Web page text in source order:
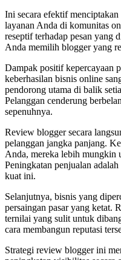
Ini secara efektif
layanan Anda di komunitas
reseptif terhadap pesan yang
Anda memilih blogger yang
Dampak positif kepercayaan
keberhasilan bisnis online
pendorong utama di balik
Pelanggan cenderung
sepenuhnya.
Review blogger secara
pelanggan jangka panjang.
Anda, mereka lebih mungkin
Peningkatan penjualan
kuat ini.
Selanjutnya, bisnis yang
persaingan pasar yang ketat.
ternilai yang sulit untuk
cara membangun reputasi
Strategi review blogger ini